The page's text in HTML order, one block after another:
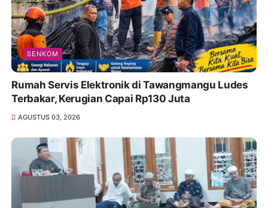
SENKOM
Rumah Servis Elektronik di Tawangmangu Ludes
Terbakar, Kerugian Capai Rp130 Juta
AGUSTUS 03, 2026